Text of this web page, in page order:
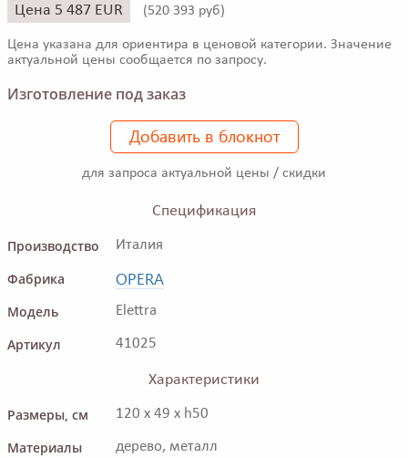
Цена 5 487 EUR (520 393 руб)
Цена указана для ориентира в ценовой категории. Значение
актуальной цены сообщается по запросу.
Изготовление под заказ
Добавить в блокнот
для запроса актуальной цены / скидки
Спецификация
Производство
Италия
Фабрика OPERA
Модель Elettra
Артикул 41025
Характеристики
Размеры, см
120 x 49 x h50
Материалы дерево, металл